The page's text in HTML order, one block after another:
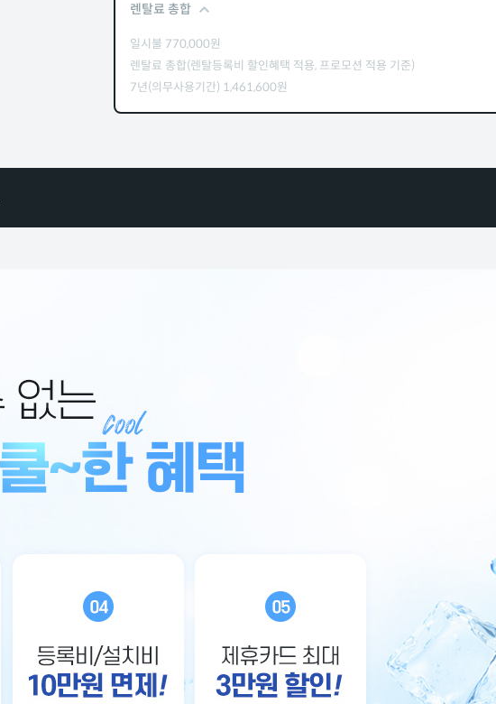
렌탈료 총합
일시불 770,000원
렌탈료 총합(렌탈등록비 할인혜택 적용, 프로모션 적용 기준)
7년(의무사용기간) 1,461,600원